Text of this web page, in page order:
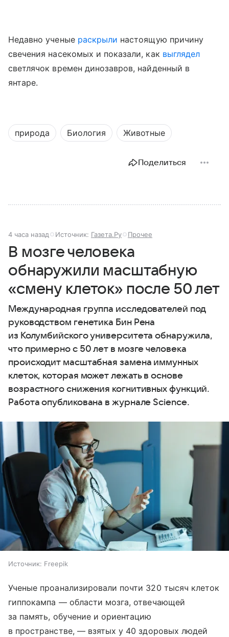
Недавно ученые раскрыли настоящую причину
свечения насекомых и показали, как выглядел
светлячок времен динозавров, найденный в
янтаре.
природа Биология Животные
Поделиться
4 часа назад Источник: Газета.Ру Прочее
В мозге человека
обнаружили масштабную
«смену клеток» после 50 лет
Международная группа исследователей под
руководством генетика Бин Рена
из Колумбийского университета обнаружила,
что примерно с 50 лет в мозге человека
происходит масштабная замена иммунных
клеток, которая может лежать в основе
возрастного снижения когнитивных функций.
Работа опубликована в журнале Science.
Источник: Freepik
Ученые проанализировали почти 320 тысяч клеток
гиппокампа — области мозга, отвечающей
за память, обучение и ориентацию
в пространстве, — взятых у 40 здоровых людей